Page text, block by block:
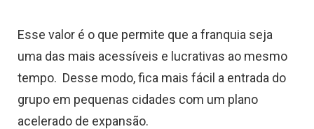
Esse valor é o que permite que a franquia seja
uma das mais acessíveis e lucrativas ao mesmo
tempo. Desse modo, fica mais fácil a entrada do
grupo em pequenas cidades com um plano
acelerado de expansão.